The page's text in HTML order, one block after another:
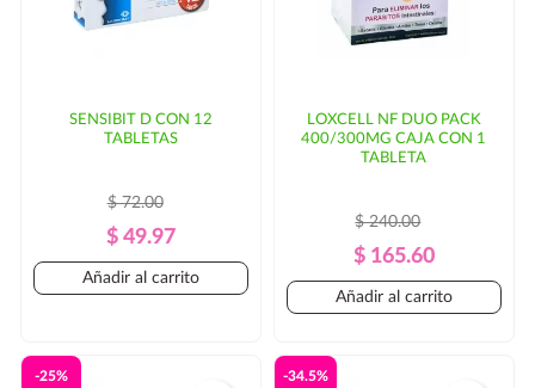
SENSIBIT D CON 12
TABLETAS
Precio
Regular
$ 72.00
Precio
$ 49.97
Añadir al carrito
LOXCELL NF DUO PACK
400/300MG CAJA CON 1
TABLETA
Precio
Regular
$ 240.00
Precio
$ 165.60
Añadir al carrito
-25% -34.5%